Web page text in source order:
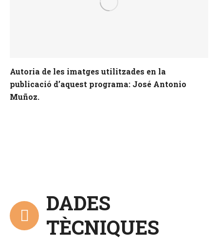
Autoria de les imatges utilitzades en la
publicació d’aquest programa: José Antonio
Muñoz.
DADES
TÈCNIQUES